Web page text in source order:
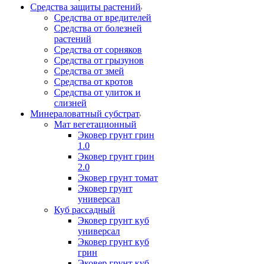
Средства защиты растений
Средства от вредителей
Средства от болезней
растений
Средства от сорняков
Средства от грызунов
Средства от змей
Средства от кротов
Средства от улиток и
слизней
Минераловатный субстрат
Мат вегетационный
Эковер грунт грин
1.0
Эковер грунт грин
2.0
Эковер грунт томат
Эковер грунт
универсал
Куб рассадный
Эковер грунт куб
универсал
Эковер грунт куб
грин